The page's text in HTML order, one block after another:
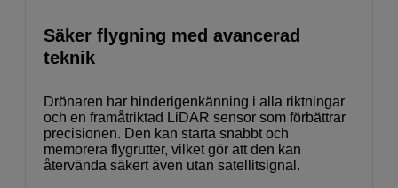
Säker flygning med avancerad
teknik
Drönaren har hinderigenkänning i alla riktningar
och en framåtriktad LiDAR sensor som förbättrar
precisionen. Den kan starta snabbt och
memorera flygrutter, vilket gör att den kan
återvända säkert även utan satellitsignal.